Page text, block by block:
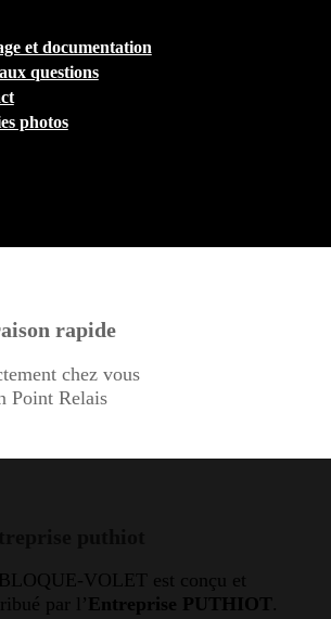
et documentation
questions
photos
rapide
chez vous
Point Relais
VOLET est conçu et
par l’ Entreprise PUTHIOT.